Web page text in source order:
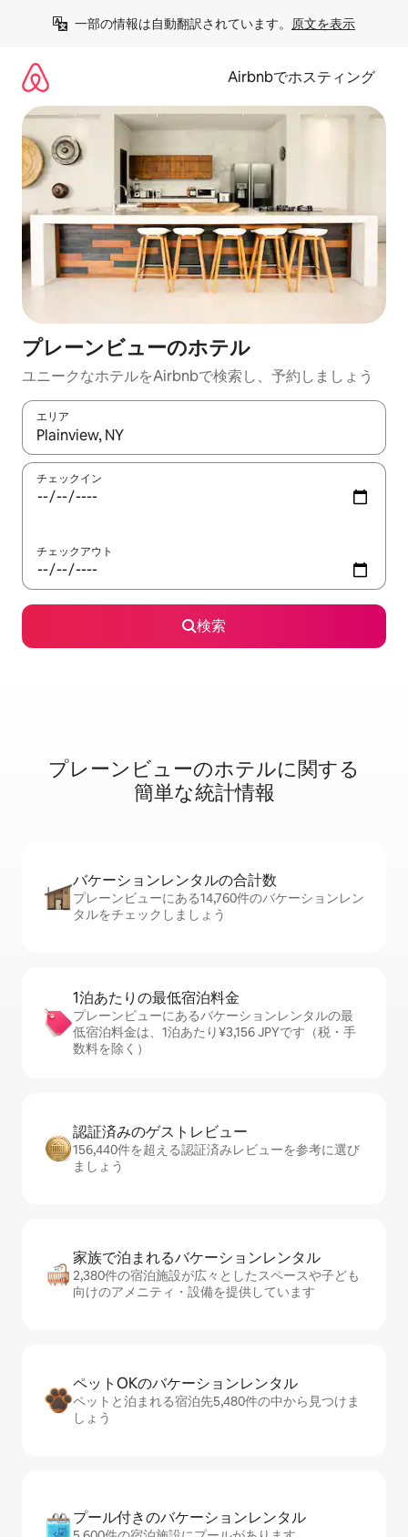
一部の情報は自動翻訳されています。 原文を表示
Airbnbでホスティング
プレーンビューのホ⁠テ⁠ル
ユニークなホ⁠テ⁠ル⁠をAirbnb⁠で検⁠索⁠し⁠、予⁠約し⁠ま⁠し⁠ょ⁠う
エリア
検索結果が表示されたら、上下の矢印キーを使って移動するか
チェックイン
チェックアウト
検索
プレーンビューのホ⁠テ⁠ル⁠に関⁠す⁠る
簡⁠単⁠な統⁠計情⁠報
バケーションレ⁠ン⁠タ⁠ル⁠の合⁠計⁠数
プレーンビューにある14,760件のバケーションレン
タルをチェックしましょう
1泊あたりの最⁠低⁠宿⁠泊⁠料⁠金
プレーンビューにあるバケーションレンタルの最
低宿泊料金は、1泊あたり¥3,156 JPYです（税・手
数料を除く）
認証済みのゲ⁠ス⁠ト⁠レ⁠ビ⁠ュ⁠ー
156,440件を超える認証済みレビューを参考に選び
ましょう
家族で泊まれるバ⁠ケ⁠ー⁠シ⁠ョ⁠ンレ⁠ン⁠タ⁠ル
2,380件の宿泊施設が広々としたスペースや子ども
向けのアメニティ・設備を提供しています
ペットOKのバ⁠ケ⁠ー⁠シ⁠ョ⁠ンレ⁠ン⁠タ⁠ル
ペットと泊まれる宿泊先5,480件の中から見つけま
しょう
プール付きのバ⁠ケ⁠ー⁠シ⁠ョ⁠ンレ⁠ン⁠タ⁠ル